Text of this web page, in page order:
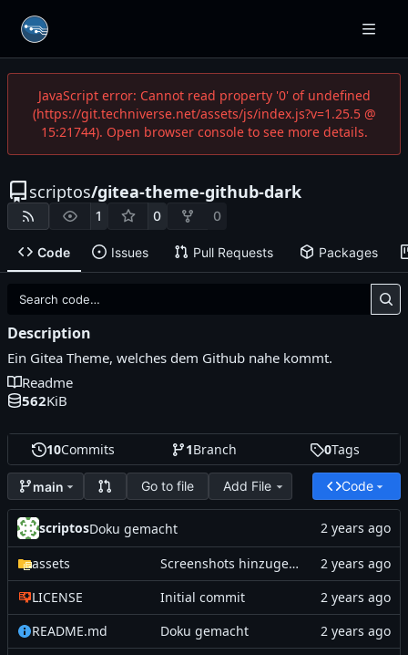
JavaScript error: Cannot read property '0' of undefined
(https://git.techniverse.net/assets/js/index.js?v=1.25.5 @
15:21744). Open browser console to see more details.
scriptos/gitea-theme-github-dark
1 0 0
Code Issues Pull Requests Packages
10Commits 1Branch 0Tags
main Go to file Add File Code
scriptosDoku gemacht
assets
Screenshots hinzugefügt
LICENSE
Initial commit
README.md
Doku gemacht
Description
Ein Gitea Theme, welches dem Github nahe kommt.
Readme
562KiB